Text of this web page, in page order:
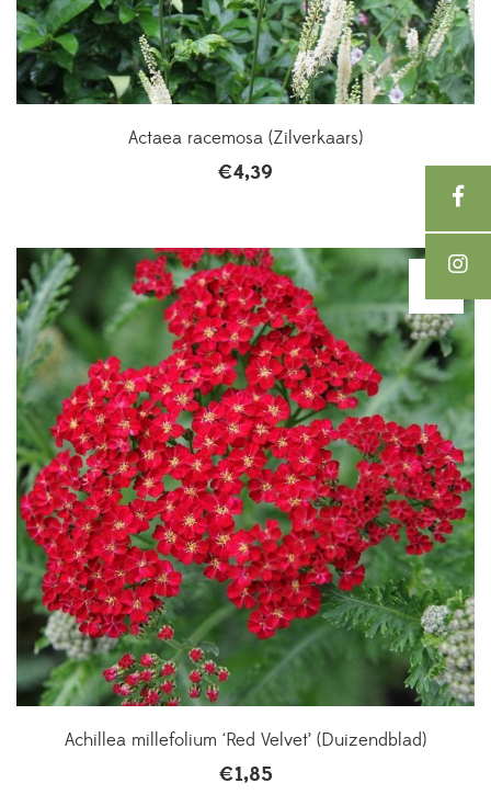
Actaea racemosa (Zilverkaars)
€4,39
Achillea millefolium ‘Red Velvet’ (Duizendblad)
€1,85